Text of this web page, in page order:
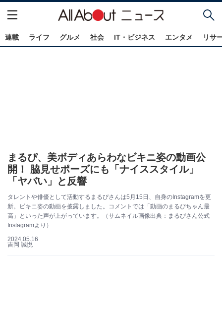
連載 ライフ グルメ 社会 IT・ビジネス エンタメ リサ
まるぴ、美ボディあらわなビキニ姿の動画公
開！ 脇見せポーズにも「ナイススタイル」
「ヤバい」と反響
タレントや俳優として活動するまるぴさんは5月15日、自身のInstagramを更
新。ビキニ姿の動画を披露しました。コメントでは「動画のまるぴちゃん最
高」といった声が上がっています。（サムネイル画像出典：まるぴさん公式
Instagramより）
2024.05.16
吉岡 誠悦